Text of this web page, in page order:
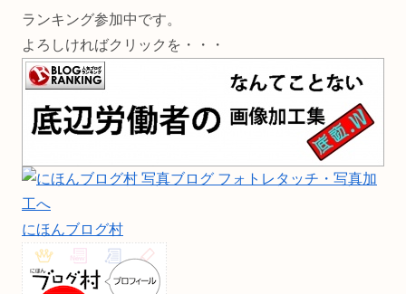
ランキング参加中です。
よろしければクリックを・・・
にほんブログ村